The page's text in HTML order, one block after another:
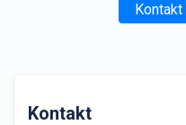
Kontakt
Kontakt